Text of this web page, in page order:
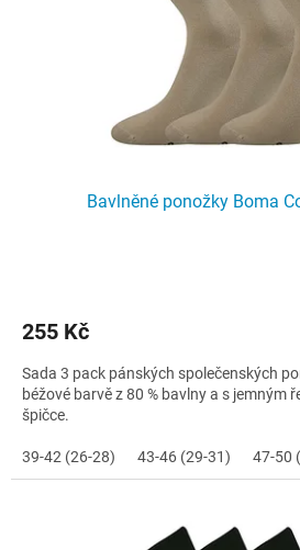
Bavlněné ponožky Boma
255 Kč
Sada 3 pack pánských společenských
béžové barvě z 80 % bavlny a s jemným
špičce.
39-42 (26-28) 43-46 (29-31) 47-50